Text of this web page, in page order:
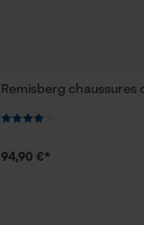
Remisberg chaussures
94,90 €*